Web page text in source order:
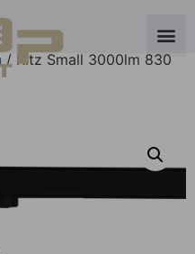
/ Ritz Small 3000lm 830